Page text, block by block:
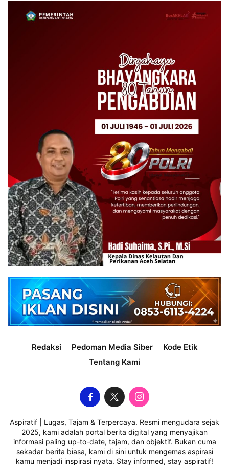
Redaksi Pedoman Media Siber
Kode Etik
Tentang Kami
Aspiratif | Lugas, Tajam & Terpercaya. Resmi mengudara sejak
2025, kami adalah portal berita digital yang menyajikan
informasi paling up-to-date, tajam, dan objektif. Bukan cuma
sekadar berita biasa, kami di sini untuk mengemas aspirasi
kamu menjadi inspirasi nyata. Stay informed, stay aspiratif!